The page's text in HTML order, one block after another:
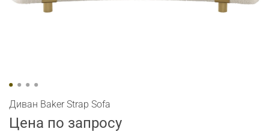
Диван Baker Strap Sofa
Цена по запросу